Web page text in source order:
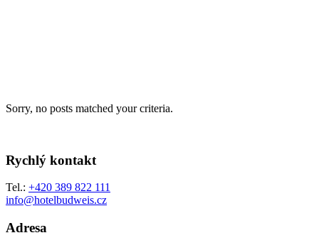
Sorry, no posts matched your criteria.
Rychlý kontakt
Tel.: +420 389 822 111
info@hotelbudweis.cz
Adresa